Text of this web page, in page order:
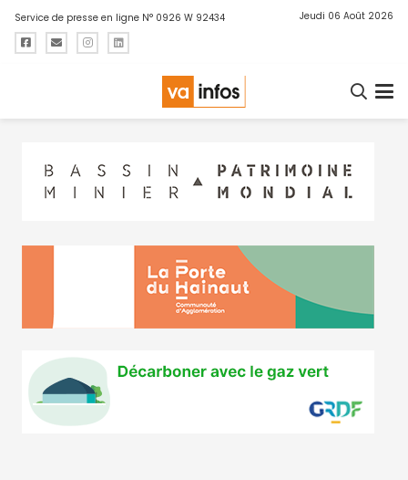
Service de presse en ligne N° 0926 W 92434 Jeudi 06 Août 2026